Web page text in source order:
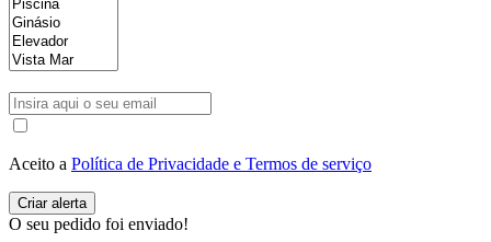
Aceito a Política de Privacidade e Termos de serviço
O seu pedido foi enviado!